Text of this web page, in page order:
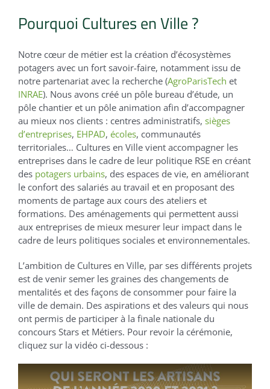
Pourquoi Cultures en Ville ?
Notre cœur de métier est la création d’écosystèmes
potagers avec un fort savoir-faire, notamment issu de
notre partenariat avec la recherche (AgroParisTech et
INRAE). Nous avons créé un pôle bureau d’étude, un
pôle chantier et un pôle animation afin d’accompagner
au mieux nos clients : centres administratifs, sièges
d’entreprises, EHPAD, écoles, communautés
territoriales… Cultures en Ville vient accompagner les
entreprises dans le cadre de leur politique RSE en créant
des potagers urbains, des espaces de vie, en améliorant
le confort des salariés au travail et en proposant des
moments de partage aux cours des ateliers et
formations. Des aménagements qui permettent aussi
aux entreprises de mieux mesurer leur impact dans le
cadre de leurs politiques sociales et environnementales.
L’ambition de Cultures en Ville, par ses différents projets
est de venir semer les graines des changements de
mentalités et des façons de consommer pour faire la
ville de demain. Des aspirations et des valeurs qui nous
ont permis de participer à la finale nationale du
concours Stars et Métiers. Pour revoir la cérémonie,
cliquez sur la vidéo ci-dessous :